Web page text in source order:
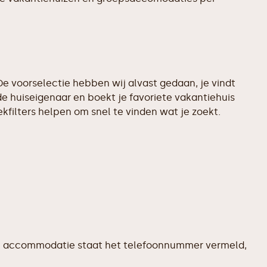
voorselectie hebben wij alvast gedaan, je vindt
huiseigenaar en boekt je favoriete vakantiehuis
helpen om snel te vinden wat je zoekt.
staat het telefoonnummer vermeld,